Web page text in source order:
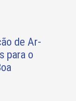
de Ar-
para o